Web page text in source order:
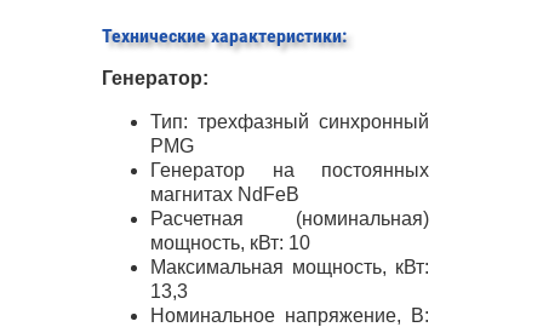
Технические характеристики:
Генератор:
Тип: трехфазный синхронный
PMG
Генератор на постоянных
магнитах NdFeB
Расчетная (номинальная)
мощность, кВт: 10
Максимальная мощность, кВт:
13,3
Номинальное напряжение, В: